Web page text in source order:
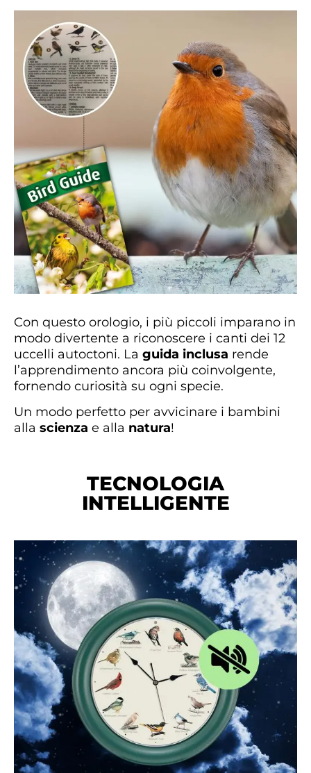
Con questo orologio, i più piccoli imparano in
modo divertente a riconoscere i canti dei 12
uccelli autoctoni. La guida inclusa rende
l’apprendimento ancora più coinvolgente,
fornendo curiosità su ogni specie.
Un modo perfetto per avvicinare i bambini
alla scienza e alla natura!
TECNOLOGIA
INTELLIGENTE